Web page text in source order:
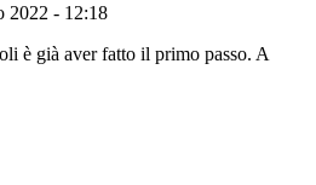
2022 - 12:18
è già aver fatto il primo passo. A